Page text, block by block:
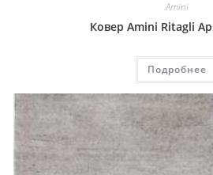
Amini
Ковер Amini Ritagli
Подробнее